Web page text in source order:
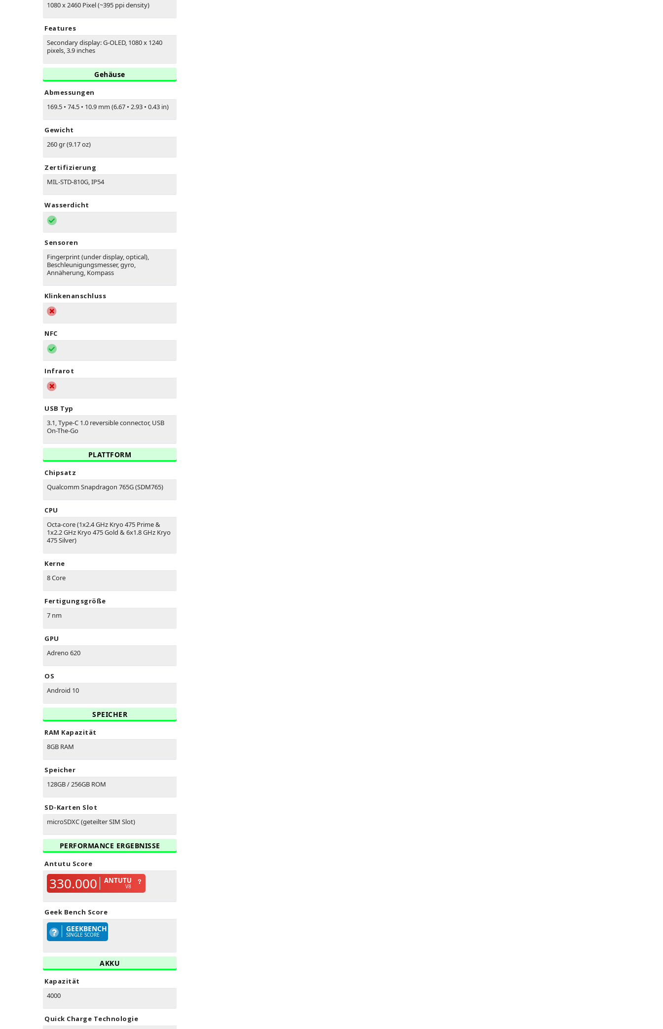
1080 x 2460 Pixel (~395 ppi density)
Features
Secondary display: G-OLED, 1080 x 1240
pixels, 3.9 inches
Gehäuse
Abmessungen
169.5 • 74.5 • 10.9 mm (6.67 • 2.93 • 0.43 in)
Gewicht
260 gr (9.17 oz)
Zertifizierung
MIL-STD-810G, IP54
Wasserdicht
Sensoren
Fingerprint (under display, optical),
Beschleunigungsmesser, gyro,
Annäherung, Kompass
Klinkenanschluss
NFC
Infrarot
USB Typ
3.1, Type-C 1.0 reversible connector, USB
On-The-Go
PLATTFORM
Chipsatz
Qualcomm Snapdragon 765G (SDM765)
CPU
Octa-core (1x2.4 GHz Kryo 475 Prime &
1x2.2 GHz Kryo 475 Gold & 6x1.8 GHz Kryo
475 Silver)
Kerne
8 Core
Fertigungsgröße
7 nm
GPU
Adreno 620
OS
Android 10
SPEICHER
RAM Kapazität
8GB RAM
Speicher
128GB / 256GB ROM
SD-Karten Slot
microSDXC (geteilter SIM Slot)
PERFORMANCE ERGEBNISSE
Antutu Score
330.000 ANTUTU
V8
Geek Bench Score
GEEKBENCH
SINGLE SCORE
AKKU
Kapazität
4000
Quick Charge Technologie